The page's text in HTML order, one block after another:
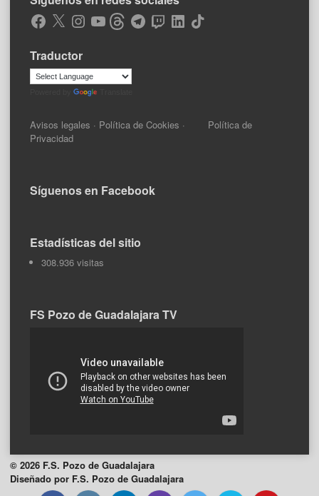
Facebook
X Instagram
YouTubeThreadsTelegramTwitchLinkedIn
TikTok
Traductor
Avisos legales · Política de Cookies · Política de
Privacidad
Síguenos en Facebook
Estadísticas del sitio
308.936 visitas
FS Pozo de Guadalajara TV
© 2026 F.S. Pozo de Guadalajara
Diseñado por F.S. Pozo de Guadalajara